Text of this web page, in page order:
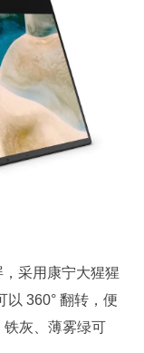
采用康宁大猩猩
以 360° 翻转，便
灰、薄雾绿可